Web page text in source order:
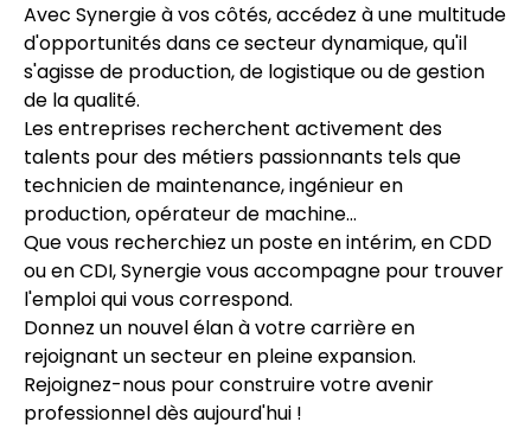
Avec Synergie à vos côtés, accédez à une multitude
d'opportunités dans ce secteur dynamique, qu'il
s'agisse de production, de logistique ou de gestion
de la qualité.
Les entreprises recherchent activement des
talents pour des métiers passionnants tels que
technicien de maintenance, ingénieur en
production, opérateur de machine...
Que vous recherchiez un poste en intérim, en CDD
ou en CDI, Synergie vous accompagne pour trouver
l'emploi qui vous correspond.
Donnez un nouvel élan à votre carrière en
rejoignant un secteur en pleine expansion.
Rejoignez-nous pour construire votre avenir
professionnel dès aujourd'hui !